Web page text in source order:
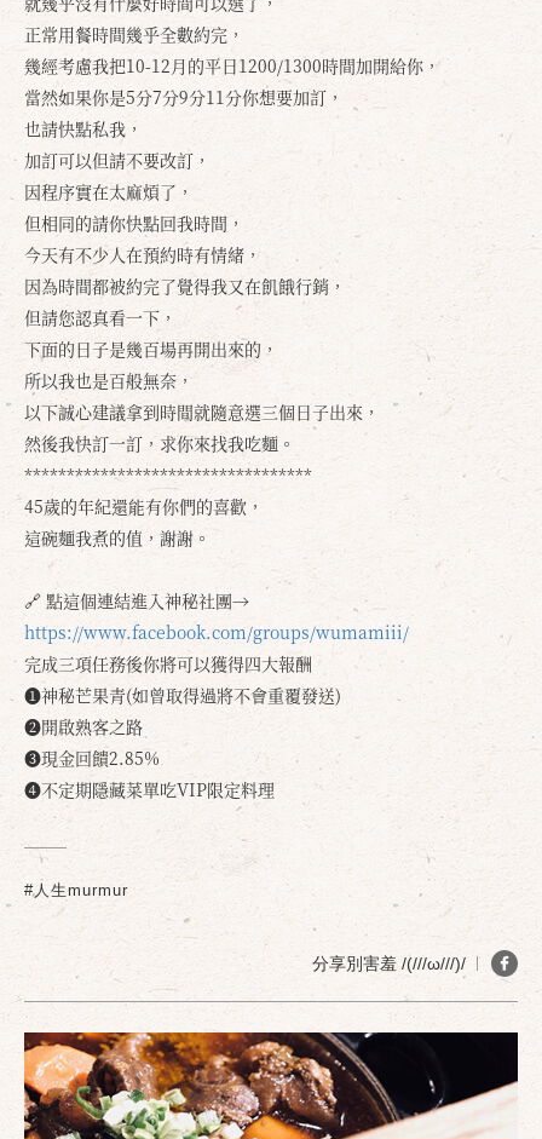
正常用餐時間幾乎全數約完，
幾經考慮我把10-12月的平日1200/1300時間加開給你，
當然如果你是5分7分9分11分你想要加訂，
也請快點私我，
加訂可以但請不要改訂，
因程序實在太麻煩了，
但相同的請你快點回我時間，
今天有不少人在預約時有情緒，
因為時間都被約完了覺得我又在飢餓行銷，
但請您認真看一下，
下面的日子是幾百場再開出來的，
所以我也是百般無奈，
以下誠心建議拿到時間就隨意選三個日子出來，
然後我快訂一訂，求你來找我吃麵。
**********************************
45歲的年紀還能有你們的喜歡，
這碗麵我煮的值，謝謝。
🔗 點這個連結進入神秘社團→
https://www.facebook.com/groups/wumamiii/
完成三項任務後你將可以獲得四大報酬
❶神秘芒果青(如曾取得過將不會重覆發送)
❷開啟熟客之路
❸現金回饋2.85%
❹不定期隱藏菜單吃VIP限定料理
#人生murmur
分享別害羞 /(///ω///)/
確定 取消